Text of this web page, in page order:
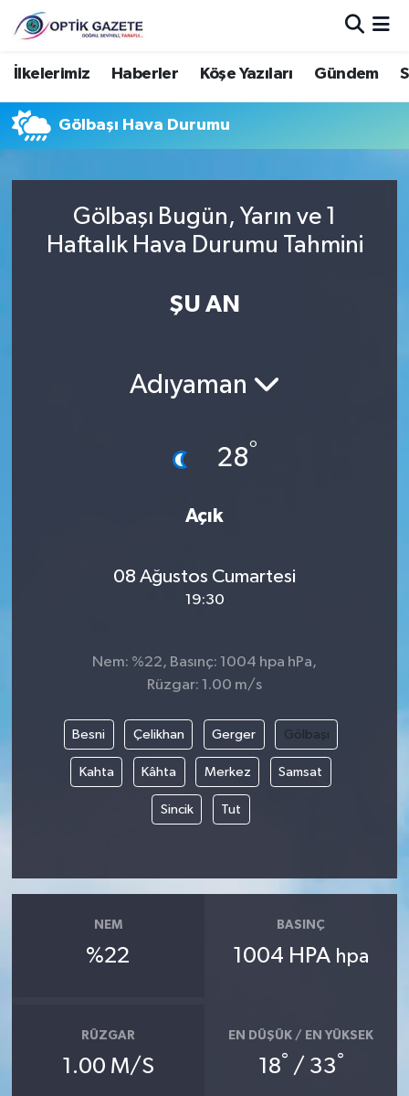
İlkelerimiz Haberler Köşe Yazıları Gündem
Gölbaşı Hava Durumu
Gölbaşı Bugün, Yarın ve 1
Haftalık Hava Durumu Tahmini
ŞU AN
Adıyaman
28°
Açık
08 Ağustos Cumartesi
19:30
Nem: %22, Basınç: 1004 hpa hPa,
Rüzgar: 1.00 m/s
Besni Çelikhan Gerger Gölbaşı
Kahta Kâhta Merkez Samsat
Sincik Tut
NEM
%22
BASINÇ
1004 HPA hpa
RÜZGAR
1.00 M/S
EN DÜŞÜK / EN YÜKSEK
18° / 33°
Nöbetçi Eczaneler
Hava Durumu
Trafik Durumu
Süper Lig Puan Durumu ve Fikstür
Haber Arşivi